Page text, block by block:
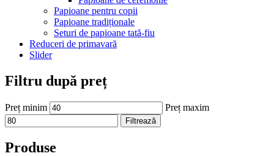
Papioane pentru copii
Papioane tradiționale
Seturi de papioane tată-fiu
Reduceri de primavară
Slider
Filtru după preț
Preț minim Preț maxim
Filtrează
Produse